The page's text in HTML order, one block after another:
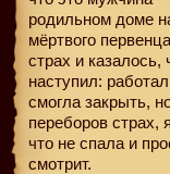
родильном доме
мёртвого
страх и казалось,
наступил:
смогла закрыть,
переборов страх,
что не спала и
смотрит.